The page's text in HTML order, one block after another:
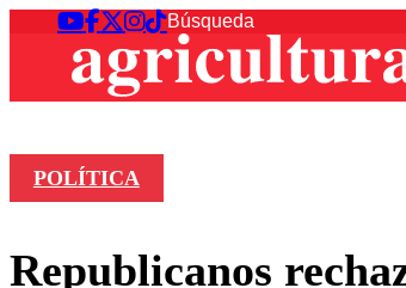
POLÍTICA
Republicanos